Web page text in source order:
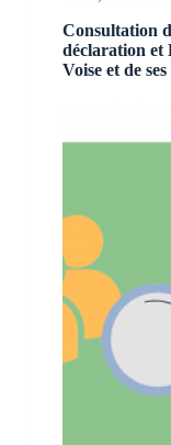
Consultation
déclaration et
Voise et de